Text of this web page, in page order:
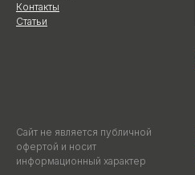
Контакты
Статьи
Сайт не является публичной
офертой и носит
информационный характер